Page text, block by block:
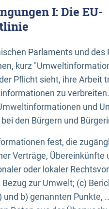
I: Die EU-
Parlaments und des
kurz
Pflicht sieht, ihre Arbeit
zu
und
den Bürgern und
fest, die
Verträge, Übereinkünfte
oder lokaler
zur Umwelt; (c)
b) genannten Punkte,